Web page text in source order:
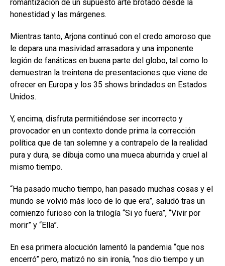
romantización de un supuesto arte brotado desde la
honestidad y las márgenes.
Mientras tanto, Arjona continuó con el credo amoroso que
le depara una masividad arrasadora y una imponente
legión de fanáticas en buena parte del globo, tal como lo
demuestran la treintena de presentaciones que viene de
ofrecer en Europa y los 35 shows brindados en Estados
Unidos.
Y, encima, disfruta permitiéndose ser incorrecto y
provocador en un contexto donde prima la corrección
política que de tan solemne y a contrapelo de la realidad
pura y dura, se dibuja como una mueca aburrida y cruel al
mismo tiempo.
“Ha pasado mucho tiempo, han pasado muchas cosas y el
mundo se volvió más loco de lo que era”, saludó tras un
comienzo furioso con la trilogía “Si yo fuera”, “Vivir por
morir” y “Ella”.
En esa primera alocución lamentó la pandemia “que nos
encerró” pero, matizó no sin ironía, “nos dio tiempo y un